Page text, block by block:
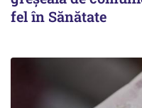
fel în Sănătate